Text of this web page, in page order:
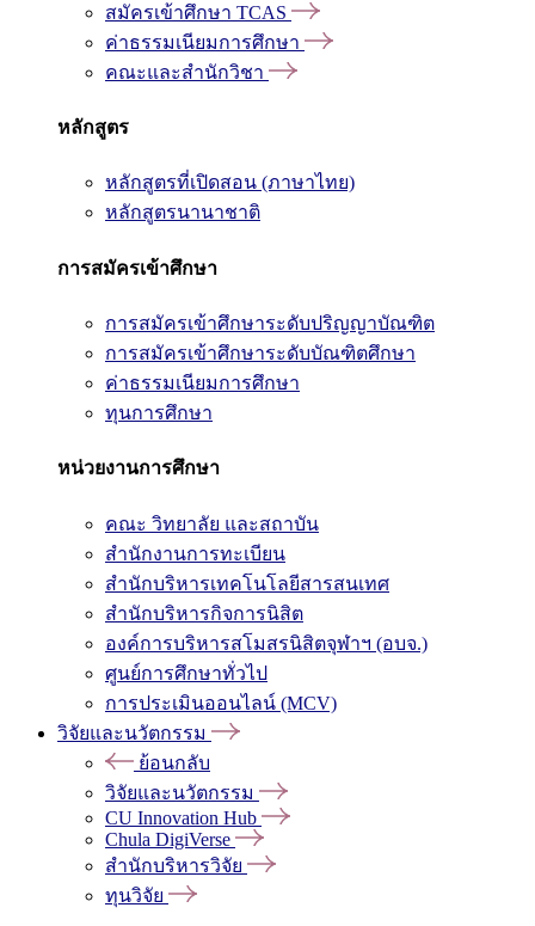
สมัครเข้าศึกษา TCAS
ค่าธรรมเนียมการศึกษา
คณะและสำนักวิชา
หลักสูตร
หลักสูตรที่เปิดสอน (ภาษาไทย)
หลักสูตรนานาชาติ
การสมัครเข้าศึกษา
การสมัครเข้าศึกษาระดับปริญญาบัณฑิต
การสมัครเข้าศึกษาระดับบัณฑิตศึกษา
ค่าธรรมเนียมการศึกษา
ทุนการศึกษา
หน่วยงานการศึกษา
คณะ วิทยาลัย และสถาบัน
สำนักงานการทะเบียน
สำนักบริหารเทคโนโลยีสารสนเทศ
สำนักบริหารกิจการนิสิต
องค์การบริหารสโมสรนิสิตจุฬาฯ (อบจ.)
ศูนย์การศึกษาทั่วไป
การประเมินออนไลน์ (MCV)
วิจัยและนวัตกรรม
ย้อนกลับ
วิจัยและนวัตกรรม
CU Innovation Hub
Chula DigiVerse
สำนักบริหารวิจัย
ทุนวิจัย